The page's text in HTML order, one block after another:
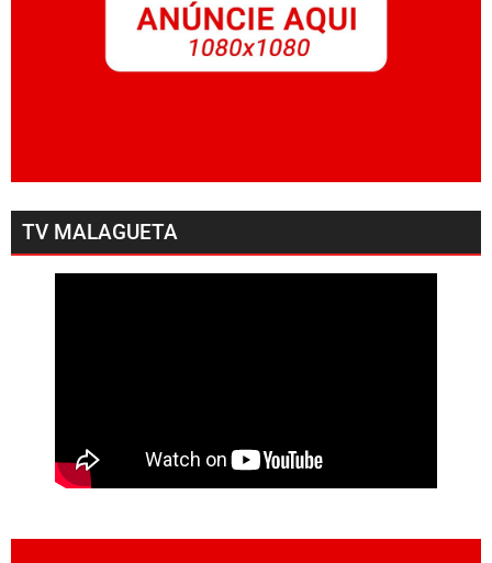
TV MALAGUETA